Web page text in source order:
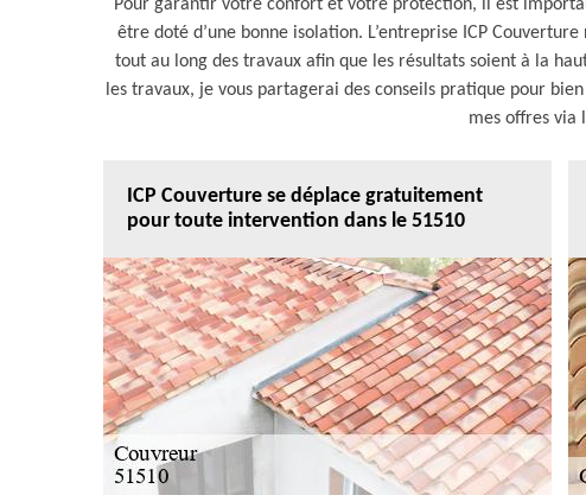
Pour garantir votre confort et votre protection, il est
être doté d’une bonne isolation. L’entreprise ICP
tout au long des travaux afin que les résultats soient à la
les travaux, je vous partagerai des conseils pratique pour
mes offres via
ICP Couverture se déplace gratuitement
pour toute intervention dans le 51510